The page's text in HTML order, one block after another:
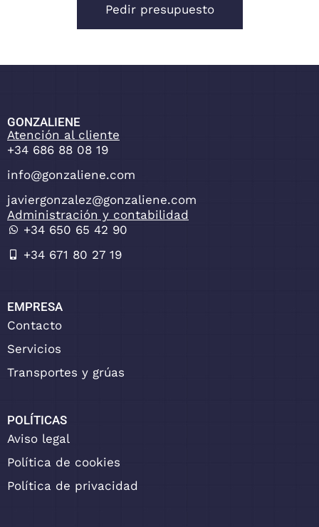
Pedir presupuesto
GONZALIENE
Atención al cliente
+34 686 88 08 19
info@gonzaliene.com
javiergonzalez@gonzaliene.com
Administración y contabilidad
+34 650 65 42 90
+34 671 80 27 19
EMPRESA
Contacto
Servicios
Transportes y grúas
POLÍTICAS
Aviso legal
Política de cookies
Política de privacidad